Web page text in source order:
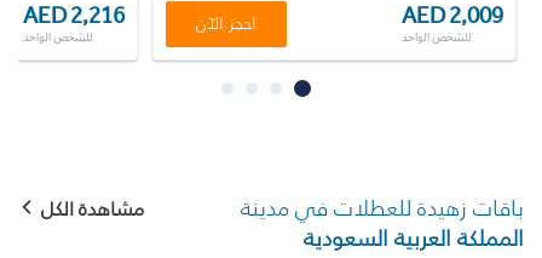
AED 2,216
للشخص الواحد
AED 2,009
للشخص الواحد
احجز الآن
باقات زهيدة للعطلات في مدينة
المملكة العربية السعودية
مشاهدة الكل